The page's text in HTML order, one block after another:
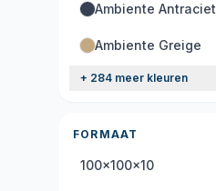
Ambiente Antraciet
Ambiente Greige
+ 284 meer kleuren
FORMAAT
100x100x10